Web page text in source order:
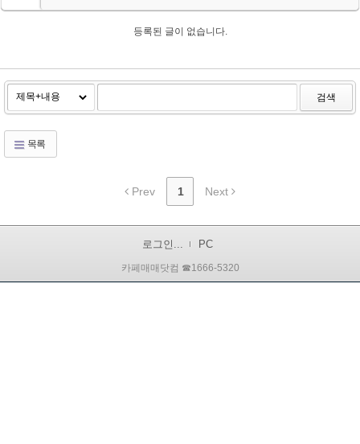
등록된 글이 없습니다.
검색
목록
Prev 1 Next
로그인... PC
카페매매닷컴 ☎1666-5320